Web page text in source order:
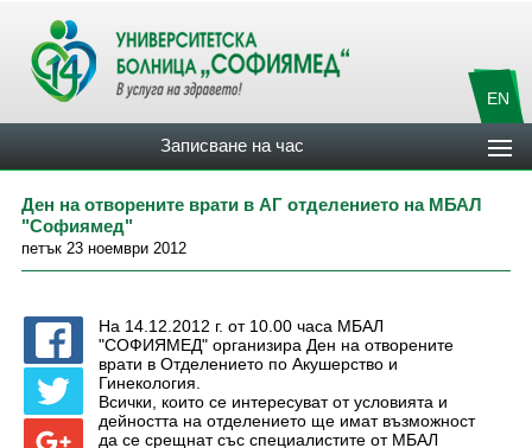
EN
Записване на час
Ден на отворените врати в АГ отделението на МБАЛ
"Софиямед"
петък 23 ноември 2012
На 14.12.2012 г. от 10.00 часа МБАЛ
"СОФИЯМЕД" организира Ден на отворените
врати в Отделението по Акушерство и
Гинекология.
Всички, които се интересуват от условията и
дейността на отделението ще имат възможност
да се срещнат със специалистите от МБАЛ